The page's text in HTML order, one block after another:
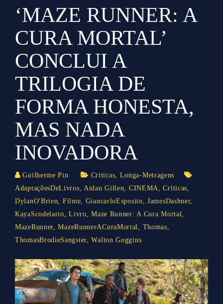
‘MAZE RUNNER: A
CURA MORTAL’
CONCLUI A
TRILOGIA DE
FORMA HONESTA,
MAS NADA
INOVADORA
Guilherme Pin Críticas, Longa-Metragens
AdaptaçõesDeLivros,Aidan Gillen, CINEMA,Críticas,
DylanO'Brien, Filme, GiancarloEsposito,JamesDashner,
KayaScodelario,Livro,Maze Runner: A Cura Mortal,
MazeRunner,MazeRunnerACuraMortal, Thomas,
ThomasBrodieSangster,Walton Goggins